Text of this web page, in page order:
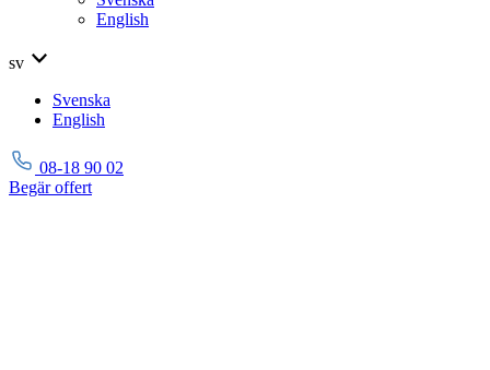
English
sv
Svenska
English
08-18 90 02
Begäroffert